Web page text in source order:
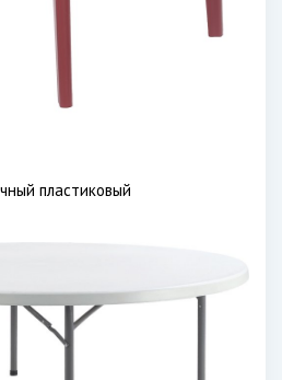
пластиковый